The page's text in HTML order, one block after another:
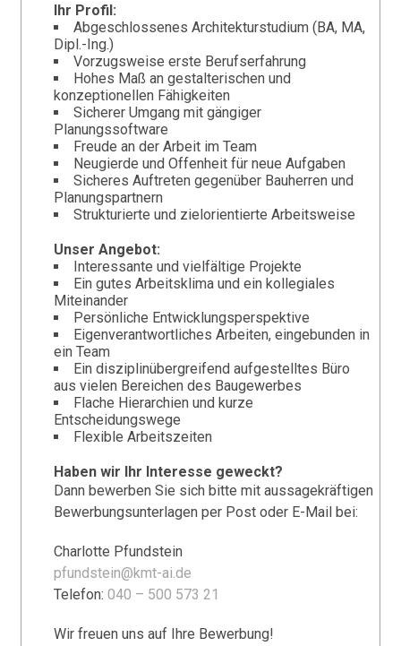
Ihr Profil:
Abgeschlossenes Architekturstudium (BA, MA,
Dipl.-Ing.)
Vorzugsweise erste Berufserfahrung
Hohes Maß an gestalterischen und
konzeptionellen Fähigkeiten
Sicherer Umgang mit gängiger
Planungssoftware
Freude an der Arbeit im Team
Neugierde und Offenheit für neue Aufgaben
Sicheres Auftreten gegenüber Bauherren und
Planungspartnern
Strukturierte und zielorientierte Arbeitsweise
Unser Angebot:
Interessante und vielfältige Projekte
Ein gutes Arbeitsklima und ein kollegiales
Miteinander
Persönliche Entwicklungsperspektive
Eigenverantwortliches Arbeiten, eingebunden in
ein Team
Ein disziplinübergreifend aufgestelltes Büro
aus vielen Bereichen des Baugewerbes
Flache Hierarchien und kurze
Entscheidungswege
Flexible Arbeitszeiten
Haben wir Ihr Interesse geweckt?
Dann bewerben Sie sich bitte mit aussagekräftigen
Bewerbungsunterlagen per Post oder E-Mail bei:
Charlotte Pfundstein
pfundstein@kmt-ai.de
Telefon: 040 – 500 573 21
Wir freuen uns auf Ihre Bewerbung!